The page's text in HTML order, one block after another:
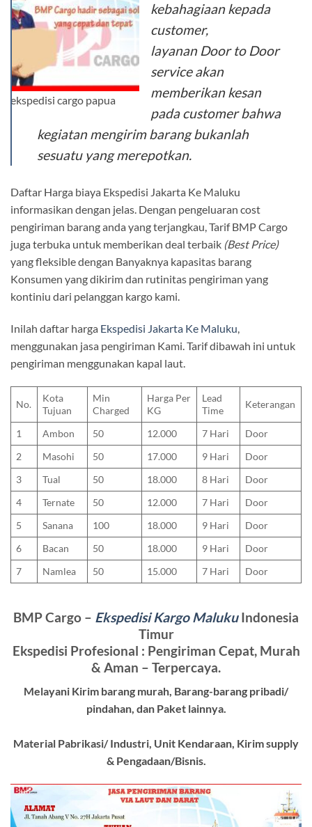
ekspedisi cargo papua
kebahagiaan kepada
customer,
layanan Door to Door
serviceakan
memberikan kesan
padacustomerbahwa
kegiatan mengirim barang bukanlah
sesuatu yang merepotkan.
Daftar Harga biaya Ekspedisi Jakarta Ke Maluku
informasikan dengan jelas. Dengan pengeluaran cost
pengiriman barang anda yang terjangkau, Tarif BMP Cargo
juga terbuka untuk memberikan deal terbaik (Best Price)
yang fleksible dengan Banyaknya kapasitas barang
Konsumen yang dikirim dan rutinitas pengiriman yang
kontiniu dari pelanggan kargo kami.
Inilah daftar harga Ekspedisi Jakarta Ke Maluku,
menggunakan jasa pengiriman Kami. Tarif dibawah ini untuk
pengiriman menggunakan kapal laut.
No.
Kota
Tujuan
Min
Charged
Harga Per
KG
Lead
Time
Keterangan
1 Ambon 50 12.000 7 Hari
Door
2
Masohi 50 17.000 9 Hari
Door
3
Tual 50 18.000 8 Hari
Door
4
Ternate 50 12.000 7 Hari
Door
5
Sanana 100 18.000 9 Hari
Door
6
Bacan 50 18.000 9 Hari
Door
7
Namlea 50 15.000 7 Hari Door
BMP Cargo – Ekspedisi Kargo MalukuIndonesia
Timur
Ekspedisi Profesional : Pengiriman Cepat, Murah
& Aman – Terpercaya.
Melayani Kirim barang murah, Barang-barang pribadi/
pindahan, dan Paket lainnya.
Material Pabrikasi/ Industri, Unit Kendaraan, Kirim supply
& Pengadaan/Bisnis.